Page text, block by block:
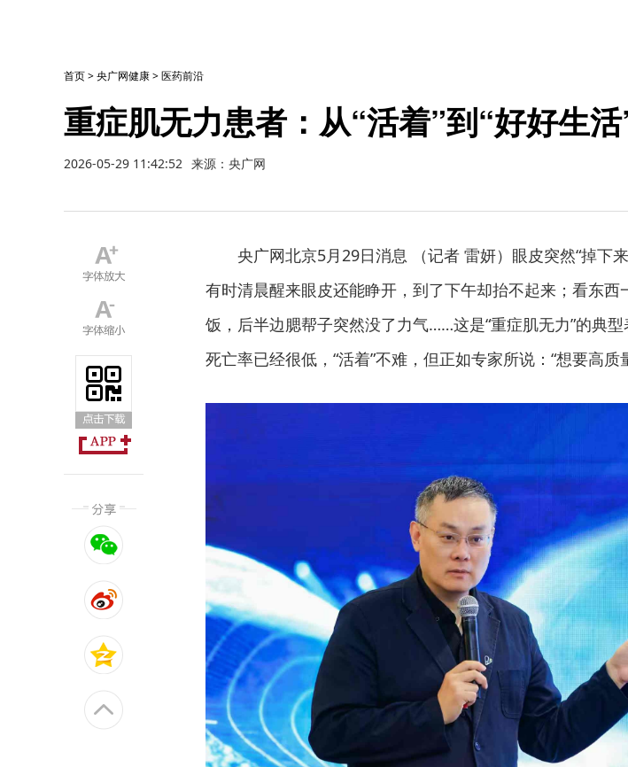
首页>央广网健康>医药前沿
重症肌无力患者：从“活着”到“好好生活
2026-05-29 11:42:52 来源：央广网
央广网北京5月29日消息 （记者 雷妍）眼皮突然“掉下
有时清晨醒来眼皮还能睁开，到了下午却抬不起来；看东西
饭，后半边腮帮子突然没了力气……这是“重症肌无力”的典
死亡率已经很低，“活着”不难，但正如专家所说：“想要高质